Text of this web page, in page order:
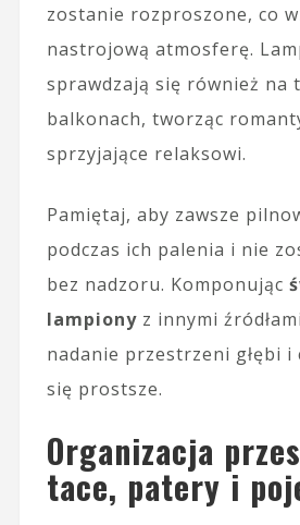
zostanie rozproszone, co
nastrojową atmosferę.
sprawdzają się również na
balkonach, tworząc
sprzyjające relaksowi.
Pamiętaj, aby zawsze
podczas ich palenia i nie
bez nadzoru. Komponując
lampionyz innymi
nadanie przestrzeni głębi i
się prostsze.
Organizacja
tace, patery i